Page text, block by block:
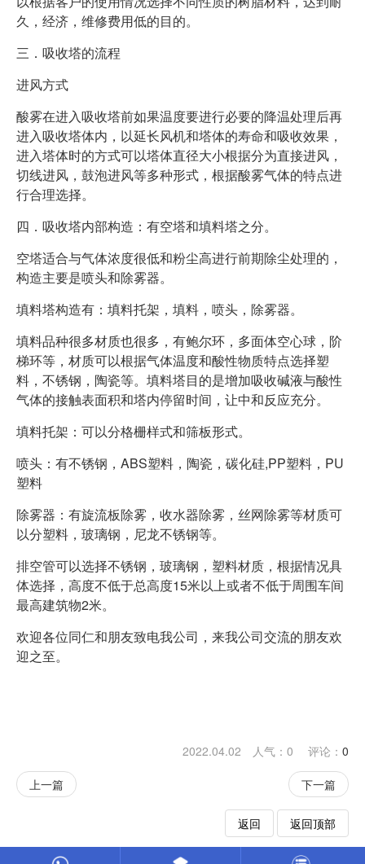
久，经济，维修费用低的目的。
三．吸收塔的流程
进风方式
酸雾在进入吸收塔前如果温度要进行必要的降温处理后再
进入吸收塔体内，以延长风机和塔体的寿命和吸收效果，
进入塔体时的方式可以塔体直径大小根据分为直接进风，
切线进风，鼓泡进风等多种形式，根据酸雾气体的特点进
行合理选择。
四．吸收塔内部构造：有空塔和填料塔之分。
空塔适合与气体浓度很低和粉尘高进行前期除尘处理的，
构造主要是喷头和除雾器。
填料塔构造有：填料托架，填料，喷头，除雾器。
填料品种很多材质也很多，有鲍尔环，多面体空心球，阶
梯环等，材质可以根据气体温度和酸性物质特点选择塑
料，不锈钢，陶瓷等。填料塔目的是增加吸收碱液与酸性
气体的接触表面积和塔内停留时间，让中和反应充分。
填料托架：可以分格栅样式和筛板形式。
喷头：有不锈钢，ABS塑料，陶瓷，碳化硅,PP塑料，PU
塑料
除雾器：有旋流板除雾，收水器除雾，丝网除雾等材质可
以分塑料，玻璃钢，尼龙不锈钢等。
排空管可以选择不锈钢，玻璃钢，塑料材质，根据情况具
体选择，高度不低于总高度15米以上或者不低于周围车间
最高建筑物2米。
欢迎各位同仁和朋友致电我公司，来我公司交流的朋友欢
迎之至。
2022.04.02 人气： 0 评论： 0
上一篇 下一篇
返回 返回顶部